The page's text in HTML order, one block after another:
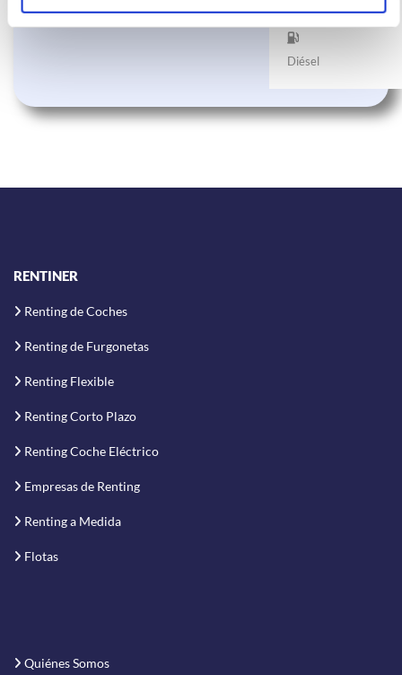
CV
Diésel
RENTINER
Renting de Coches
Renting de Furgonetas
Renting Flexible
Renting Corto Plazo
Renting Coche Eléctrico
Empresas de Renting
Renting a Medida
Flotas
Quiénes Somos